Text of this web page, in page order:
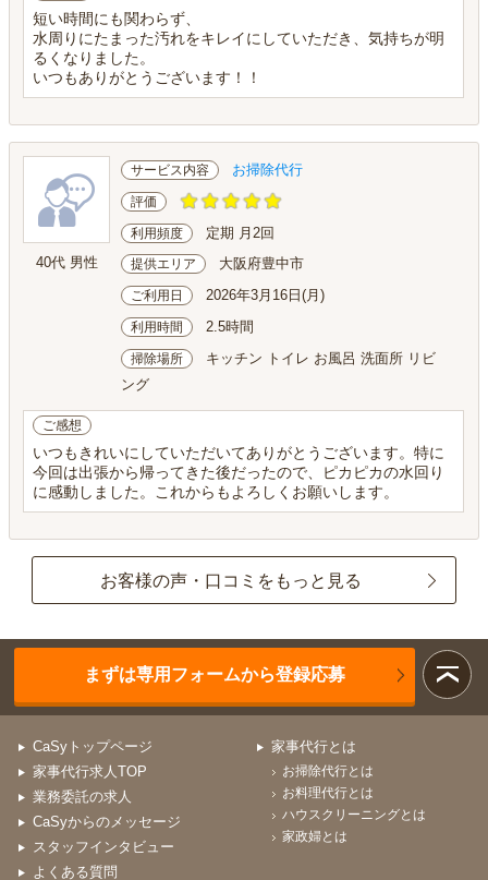
短い時間にも関わらず、
水周りにたまった汚れをキレイにしていただき、気持ちが明
るくなりました。
いつもありがとうございます！！
40代 男性
サービス内容 お掃除代行
評価
利用頻度 定期 月2回
提供エリア 大阪府豊中市
ご利用日 2026年3月16日(月)
利用時間 2.5時間
掃除場所
キッチン トイレ お風呂 洗面所 リビ
ング
ご感想
いつもきれいにしていただいてありがとうございます。特に
今回は出張から帰ってきた後だったので、ピカピカの水回り
に感動しました。これからもよろしくお願いします。
お客様の声・口コミをもっと見る
まずは専用フォームから登録応募
CaSyトップページ
家事代行求人TOP
業務委託の求人
CaSyからのメッセージ
スタッフインタビュー
よくある質問
家事代行とは
お掃除代行とは
お料理代行とは
ハウスクリーニングとは
家政婦とは